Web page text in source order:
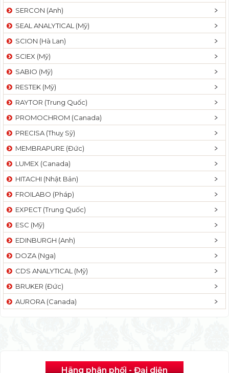
SERCON (Anh)
SEAL ANALYTICAL (Mỹ)
SCION (Hà Lan)
SCIEX (Mỹ)
SABIO (Mỹ)
RESTEK (Mỹ)
RAYTOR (Trung Quốc)
PROMOCHROM (Canada)
PRECISA (Thuỵ Sỹ)
MEMBRAPURE (Đức)
LUMEX (Canada)
HITACHI (Nhật Bản)
FROILABO (Pháp)
EXPECT (Trung Quốc)
ESC (Mỹ)
EDINBURGH (Anh)
DOZA (Nga)
CDS ANALYTICAL (Mỹ)
BRUKER (Đức)
AURORA (Canada)
Hãng phân phối - Đại diện